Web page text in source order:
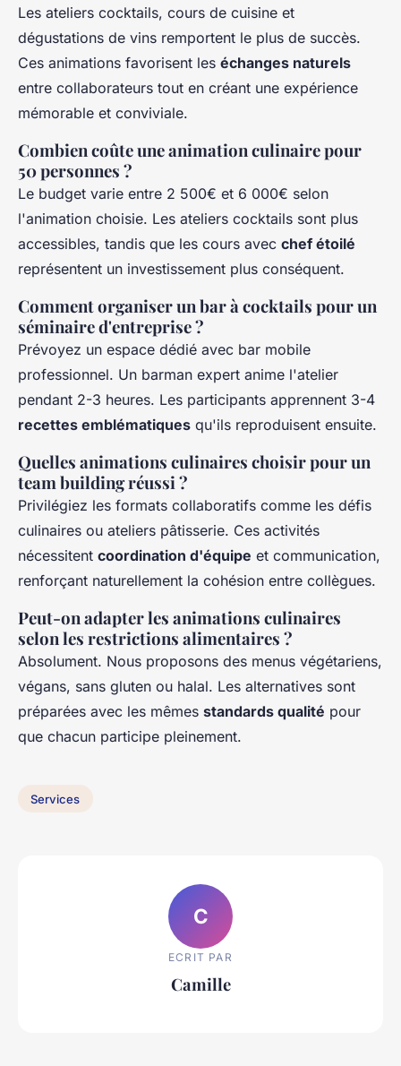
Les ateliers cocktails, cours de cuisine et
dégustations de vins remportent le plus de succès.
Ces animations favorisent les échanges naturels
entre collaborateurs tout en créant une expérience
mémorable et conviviale.
Combien coûte une animation culinaire pour
50 personnes ?
Le budget varie entre 2 500€ et 6 000€ selon
l'animation choisie. Les ateliers cocktails sont plus
accessibles, tandis que les cours avec chef étoilé
représentent un investissement plus conséquent.
Comment organiser un bar à cocktails pour un
séminaire d'entreprise ?
Prévoyez un espace dédié avec bar mobile
professionnel. Un barman expert anime l'atelier
pendant 2-3 heures. Les participants apprennent 3-4
recettes emblématiques qu'ils reproduisent ensuite.
Quelles animations culinaires choisir pour un
team building réussi ?
Privilégiez les formats collaboratifs comme les défis
culinaires ou ateliers pâtisserie. Ces activités
nécessitent coordination d'équipe et communication,
renforçant naturellement la cohésion entre collègues.
Peut-on adapter les animations culinaires
selon les restrictions alimentaires ?
Absolument. Nous proposons des menus végétariens,
végans, sans gluten ou halal. Les alternatives sont
préparées avec les mêmes standards qualité pour
que chacun participe pleinement.
Services
C
ECRIT PAR
Camille